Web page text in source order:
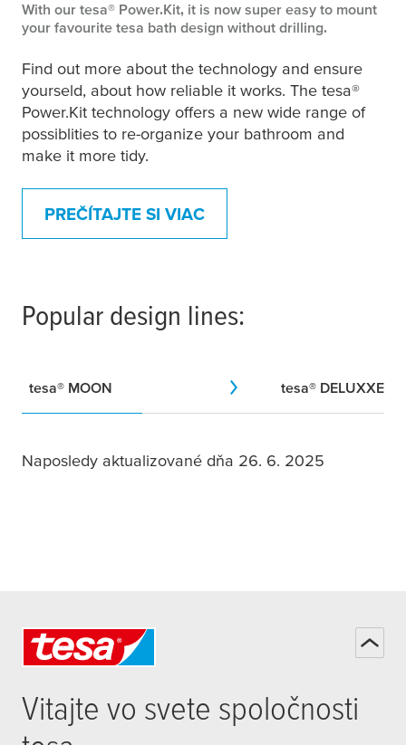
With our tesa® Power.Kit, it is now super easy to mount
your favourite tesa bath design without drilling.
Find out more about the technology and ensure
yourseld, about how reliable it works. The tesa®
Power.Kit technology offers a new wide range of
possiblities to re-organize your bathroom and
make it more tidy.
PREČÍTAJTE SI VIAC
Popular design lines:
tesa® MOON tesa® DELUXXE
Naposledy aktualizované dňa 26. 6. 2025
Vitajte vo svete spoločnosti